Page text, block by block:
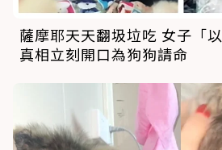
薩摩耶天天翻圾垃吃 女子「
真相立刻開口為狗狗請命